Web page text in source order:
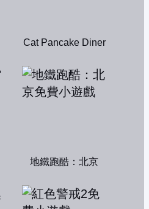
Cat Pancake Diner
地鐵跑酷：北京